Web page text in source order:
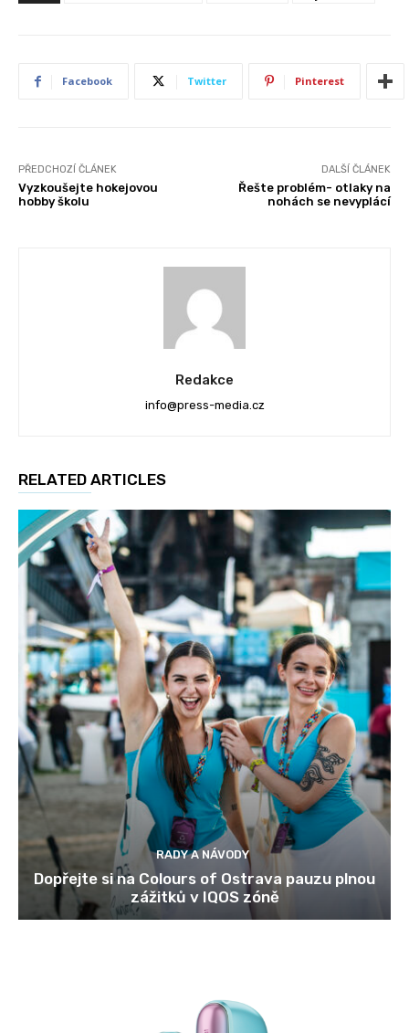
Facebook Twitter Pinterest
PŘEDCHOZÍ ČLÁNEK
Vyzkoušejte hokejovou
hobby školu
DALŠÍ ČLÁNEK
Řešte problém- otlaky na
nohách se nevyplácí
Redakce
info@press-media.cz
RELATED ARTICLES
RADY A NÁVODY
Dopřejte si na Colours of Ostrava pauzu plnou
zážitků v IQOS zóně